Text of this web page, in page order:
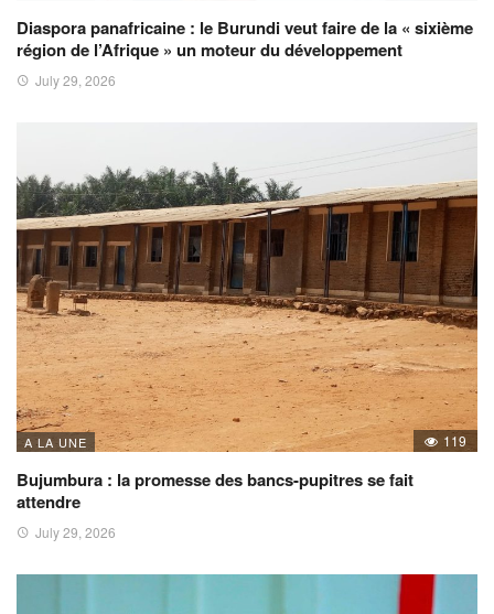
Diaspora panafricaine : le Burundi veut faire de la « sixième
région de l’Afrique » un moteur du développement
July 29, 2026
A LA UNE 119
Bujumbura : la promesse des bancs-pupitres se fait
attendre
July 29, 2026